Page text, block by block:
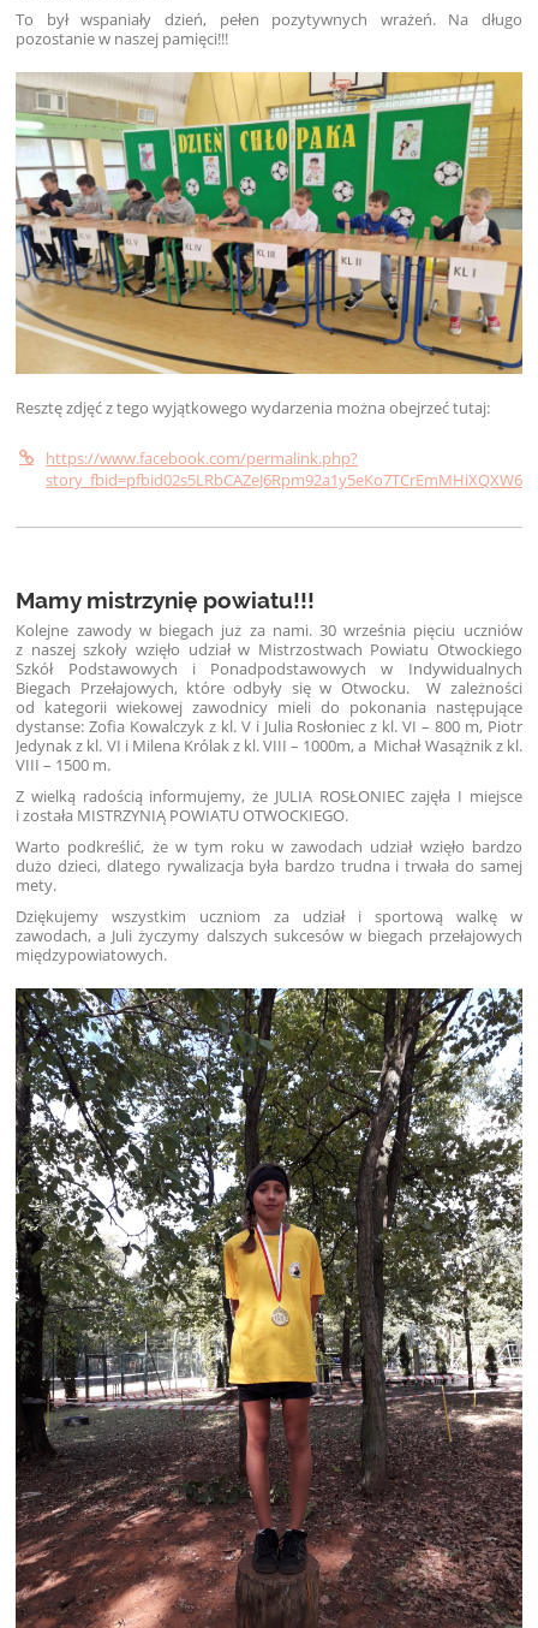
To był wspaniały dzień, pełen pozytywnych wrażeń. Na długo
pozostanie w naszej pamięci!!!
Resztę zdjęć z tego wyjątkowego wydarzenia można obejrzeć tutaj:
https://www.facebook.com/permalink.php?
Mamy mistrzynię powiatu!!!
Kolejne zawody w biegach już za nami. 30 września pięciu uczniów
z naszej szkoły wzięło udział w Mistrzostwach Powiatu Otwockiego
Szkół Podstawowych i Ponadpodstawowych w Indywidualnych
Biegach Przełajowych, które odbyły się w Otwocku. W zależności
od kategorii wiekowej zawodnicy mieli do pokonania następujące
dystanse: Zofia Kowalczyk z kl. V i Julia Rosłoniec z kl. VI – 800 m, Piotr
Jedynak z kl. VI i Milena Królak z kl. VIII – 1000m, a Michał Wasążnik z kl.
VIII – 1500 m.
Z wielką radością informujemy, że JULIA ROSŁONIEC zajęła I miejsce
i została MISTRZYNIĄ POWIATU OTWOCKIEGO.
Warto podkreślić, że w tym roku w zawodach udział wzięło bardzo
dużo dzieci, dlatego rywalizacja była bardzo trudna i trwała do samej
mety.
Dziękujemy wszystkim uczniom za udział i sportową walkę w
zawodach, a Juli życzymy dalszych sukcesów w biegach przełajowych
międzypowiatowych.